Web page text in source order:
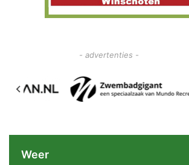
- advertenties -
Weer